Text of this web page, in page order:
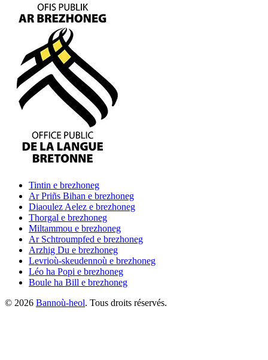
Tintin e brezhoneg
Ar Priñs Bihan e brezhoneg
Diaoulez Aelez e brezhoneg
Thorgal e brezhoneg
Miltammou e brezhoneg
Ar Schtroumpfed e brezhoneg
Arzhig Du e brezhoneg
Levrioù-skeudennoù e brezhoneg
Léo ha Popi e brezhoneg
Boule ha Bill e brezhoneg
© 2026 Bannoù-heol. Tous droits réservés.